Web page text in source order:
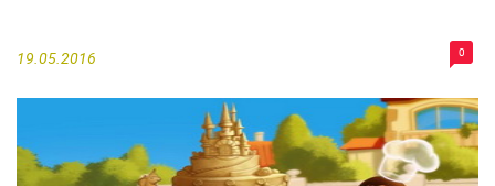
19.05.2016 0